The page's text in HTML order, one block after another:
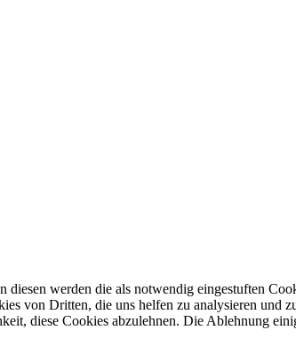
werden die als notwendig eingestuften
von Dritten, die uns helfen zu analysieren und
diese Cookies abzulehnen. Die Ablehnung